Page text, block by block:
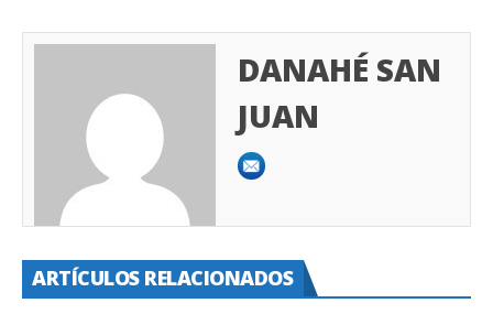
DANAHÉ SAN
JUAN
ARTÍCULOS RELACIONADOS